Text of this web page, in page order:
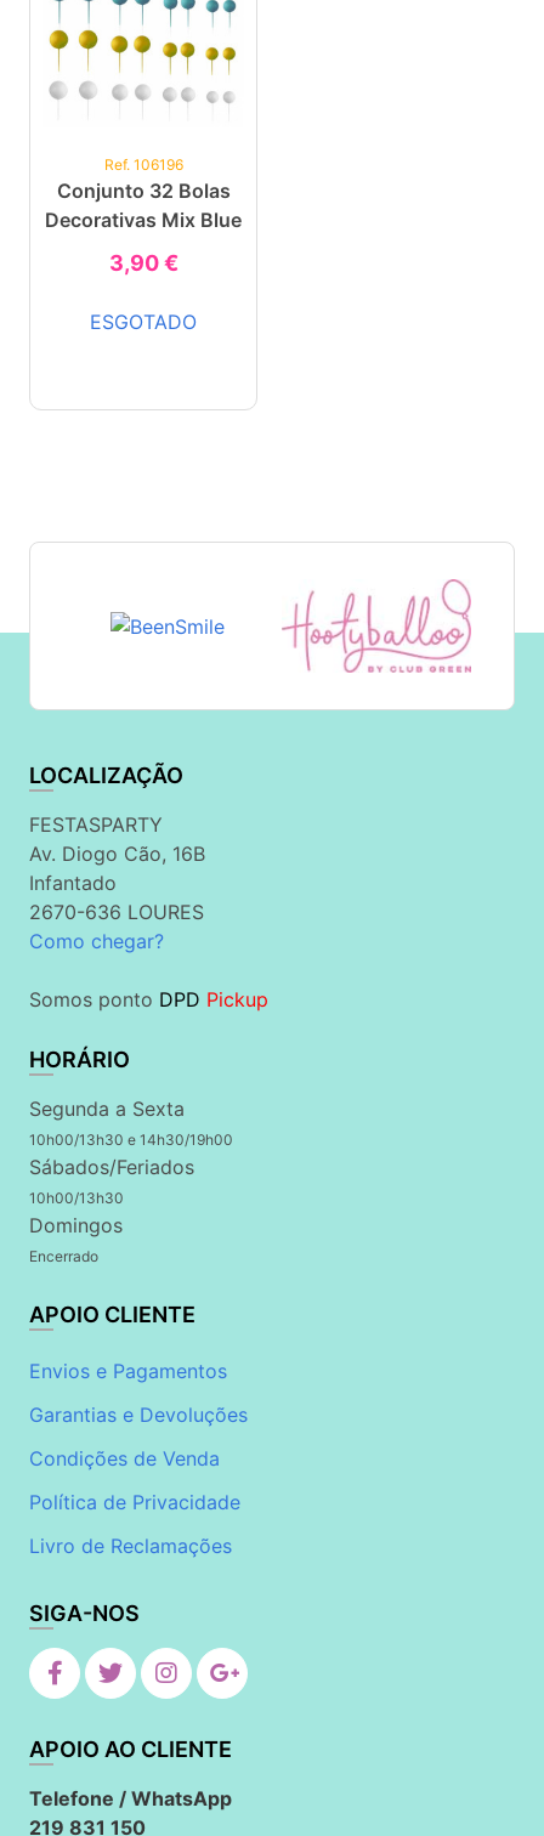
Ref. 106196
Conjunto 32 Bolas
Decorativas Mix Blue
3,90 €
ESGOTADO
LOCALIZAÇÃO
FESTASPARTY
Av. Diogo Cão, 16B
Infantado
2670-636 LOURES
Como chegar?
Somos ponto DPD Pickup
HORÁRIO
Segunda a Sexta
10h00/13h30 e 14h30/19h00
Sábados/Feriados
10h00/13h30
Domingos
Encerrado
APOIO CLIENTE
Envios e Pagamentos
Garantias e Devoluções
Condições de Venda
Política de Privacidade
Livro de Reclamações
SIGA-NOS
APOIO AO CLIENTE
Telefone / WhatsApp
219 831 150